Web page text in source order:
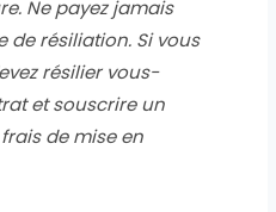
Ne payez jamais
de résiliation. Si vous
résilier vous-
et souscrire un
de mise en